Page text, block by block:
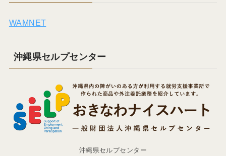
WAMNET
沖縄県セルプセンター
沖縄県セルプセンター